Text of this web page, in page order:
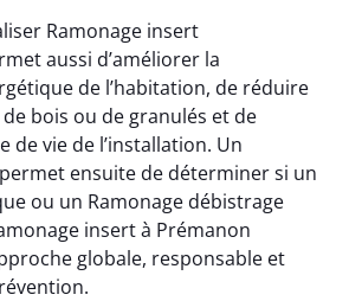
Ramonage insert
aussi d’améliorer la
de l’habitation, de réduire
bois ou de granulés et de
de vie de l’installation. Un
ensuite de déterminer si un
ou un Ramonage débistrage
insert à Prémanon
globale, responsable et